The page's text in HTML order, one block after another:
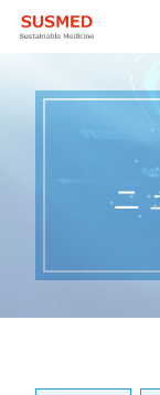
ニ